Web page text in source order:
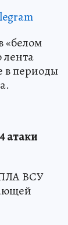
«белом
лента
в периоды
атаки
ВСУ